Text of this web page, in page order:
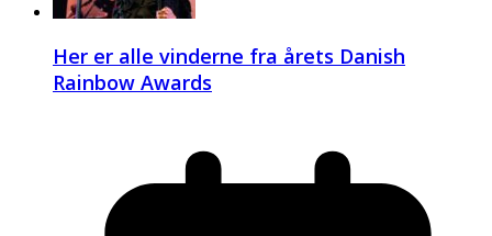
Her er alle vinderne fra årets Danish
Rainbow Awards